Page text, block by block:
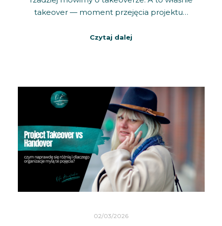
takeover — moment przejęcia projektu…
Czytaj dalej
02/03/2026